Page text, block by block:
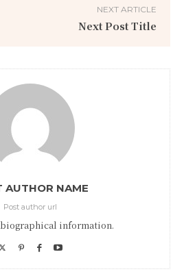
NEXT ARTICLE
Next Post Title
AUTHOR NAME
Post author url
information.